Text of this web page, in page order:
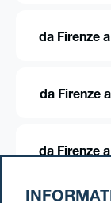
da Firenze
da Firenze
da Firenze